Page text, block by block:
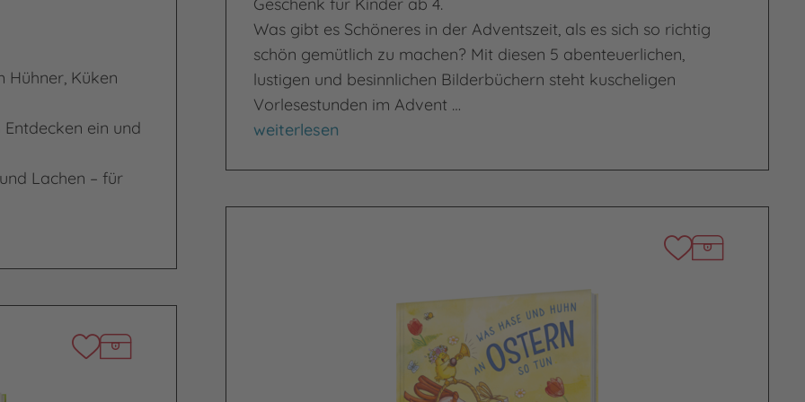
Hühner, Küken
ein und
Lachen – für
Was gibt es Schöneres in der Adventszeit, als es sich so richtig
schön gemütlich zu machen? Mit diesen 5 abenteuerlichen,
lustigen und besinnlichen Bilderbüchern steht kuscheligen
Vorlesestunden im Advent …
Schöne Bescherung!
weiterlesen